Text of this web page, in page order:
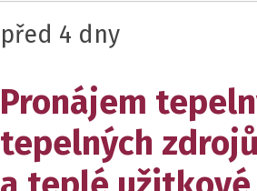
před 4 dny
Pronájem
tepelných